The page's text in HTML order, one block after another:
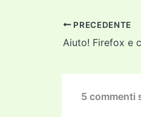
e
b
o
k
PRECEDENTE
Aiuto! Firefox e
5 commenti